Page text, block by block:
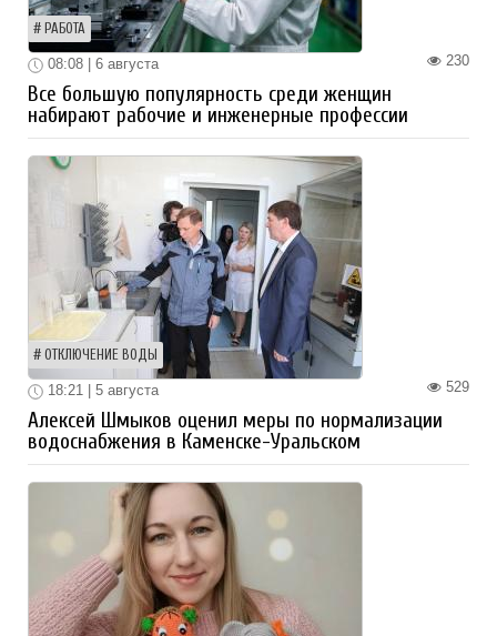
РАБОТА
230
08:08 | 6 августа
Все большую популярность среди женщин
набирают рабочие и инженерные профессии
ОТКЛЮЧЕНИЕ ВОДЫ
529
18:21 | 5 августа
Алексей Шмыков оценил меры по нормализации
водоснабжения в Каменске-Уральском